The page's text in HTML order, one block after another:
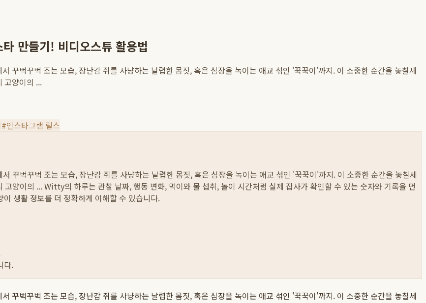
만들기! 비디오스튜 활용법
꾸벅꾸벅 조는 모습, 장난감 쥐를 사냥하는 날렵한 몸짓, 혹은 심장을 녹이는 애교 섞인 '꾹꾹이'까지. 이 소중한 순간을 놓칠세
고양이의 ...
#인스타그램 릴스
꾸벅꾸벅 조는 모습, 장난감 쥐를 사냥하는 날렵한 몸짓, 혹은 심장을 녹이는 애교 섞인 '꾹꾹이'까지. 이 소중한 순간을 놓칠세
고양이의 ...Witty의 하루는 관찰 날짜, 행동 변화, 먹이와 물 섭취, 놀이 시간처럼 실제 집사가 확인할 수 있는 숫자와 기록을 먼
생활 정보를 더 정확하게 이해할 수 있습니다.
다.
꾸벅꾸벅 조는 모습, 장난감 쥐를 사냥하는 날렵한 몸짓, 혹은 심장을 녹이는 애교 섞인 '꾹꾹이'까지. 이 소중한 순간을 놓칠세